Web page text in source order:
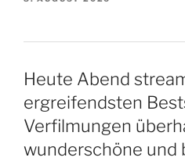
Heute Abend
ergreifendsten
Verfilmungen
wunderschöne und